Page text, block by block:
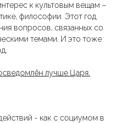
к культовым вещам –
философии. Этот год
вопросов, связанных со
темами. И это тоже
лучше Царя.
- как с социумом в